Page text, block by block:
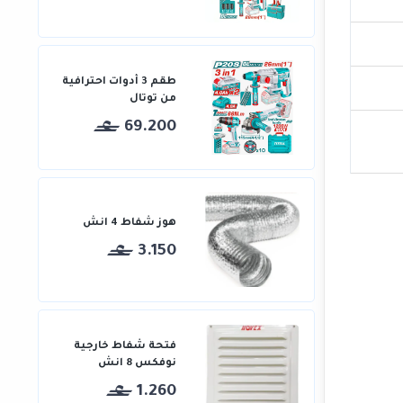
طقم 3 أدوات احترافية
من توتال
69.200
هوز شفاط 4 انش
3.150
فتحة شفاط خارجية
نوفكس 8 انش
1.260